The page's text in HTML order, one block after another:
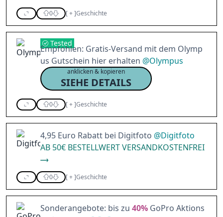
0 [+]Geschichte
Tested
Empfohlen: Gratis-Versand mit dem Olymp
us Gutschein hier erhalten @Olympus
anklicken & kopieren
SIEHE DETAILS
0 [+]Geschichte
4,95 Euro Rabatt bei Digitfoto @Digitfoto
AB 50€ BESTELLWERT VERSANDKOSTENFREI
0 [+]Geschichte
Sonderangebote: bis zu 40% GoPro Aktions